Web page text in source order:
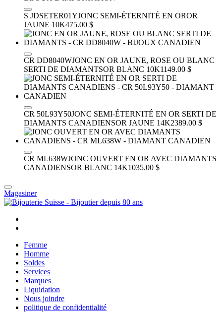
S JDSETER01YJONC SEMI-ÉTERNITÉ EN OROR
JAUNE 10K475.00 $
CR DD8040WJONC EN OR JAUNE, ROSE OU BLANC
SERTI DE DIAMANTSOR BLANC 10K1149.00 $
CR 50L93Y50JONC SEMI-ÉTERNITÉ EN OR SERTI DE
DIAMANTS CANADIENSOR JAUNE 14K2389.00 $
CR ML638WJONC OUVERT EN OR AVEC DIAMANTS
CANADIENSOR BLANC 14K1035.00 $
Magasiner
Femme
Homme
Soldes
Services
Marques
Liquidation
Nous joindre
politique de confidentialité